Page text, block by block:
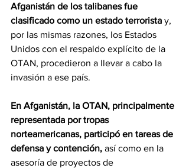
Afganistán de los talibanes fue
clasificado como un estado terrorista y,
por las mismas razones, los Estados
Unidos con el respaldo explícito de la
OTAN, procedieron a llevar a cabo la
invasión a ese país.
En Afganistán, la OTAN, principalmente
representada por tropas
norteamericanas, participó en tareas de
defensa y contención, así como en la
asesoría de proyectos de